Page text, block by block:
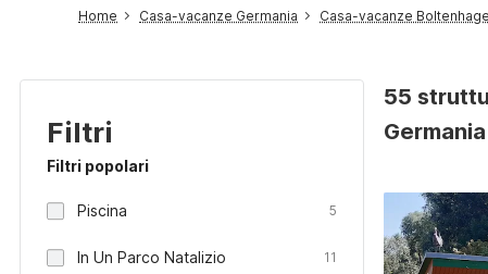
Home Casa-vacanze Germania Casa-vacanze
Filtri
Filtri popolari
Piscina 5
In Un Parco Natalizio 11
55
Germania